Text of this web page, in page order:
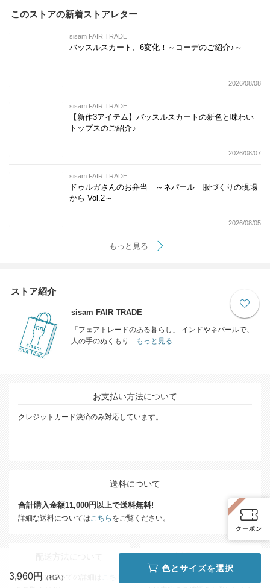
このストアの新着ストアレター
sisam FAIR TRADE
バッスルスカート、6変化！～コーデのご紹介♪～
2026/08/08
sisam FAIR TRADE
【新作3アイテム】バッスルスカートの新色と味わい
トップスのご紹介♪
2026/08/07
sisam FAIR TRADE
ドゥルガさんのお弁当 ～ネパール 服づくりの現場
から Vol.2～
2026/08/05
もっと見る
ストア紹介
sisam FAIR TRADE
「フェアトレードのある暮らし」 インドやネパールで、
人の手のぬくもり...
もっと見る
お支払い方法について
クレジットカード決済のみ対応しています。
送料について
合計購入金額11,000円以上で送料無料!
詳細な送料については こちら をご覧ください。
配送方法についての詳細は
返品について
クーポン
3,960円
色とサイズを選択